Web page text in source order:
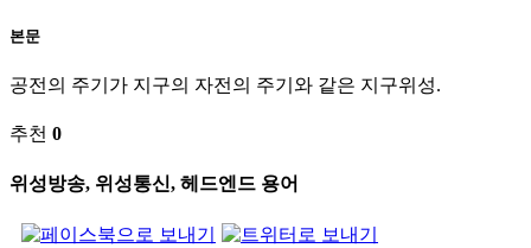
본문
공전의 주기가 지구의 자전의 주기와 같은 지구위성.
추천 0
위성방송, 위성통신, 헤드엔드 용어